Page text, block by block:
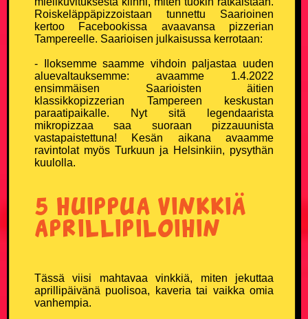
Roiskeläppäpizzoistaan tunnettu Saarioinen
kertoo Facebookissa avaavansa pizzerian
Tampereelle. Saarioisen julkaisussa kerrotaan:
- Iloksemme saamme vihdoin paljastaa uuden
aluevaltauksemme: avaamme 1.4.2022
ensimmäisen Saarioisten äitien
klassikkopizzerian Tampereen keskustan
paraatipaikalle. Nyt sitä legendaarista
mikropizzaa saa suoraan pizzauunista
vastapaistettuna! Kesän aikana avaamme
ravintolat myös Turkuun ja Helsinkiin, pysythän
kuulolla.
5 huippua vinkkiä
aprillipiloihin
Tässä viisi mahtavaa vinkkiä, miten jekuttaa
aprillipäivänä puolisoa, kaveria tai vaikka omia
vanhempia.